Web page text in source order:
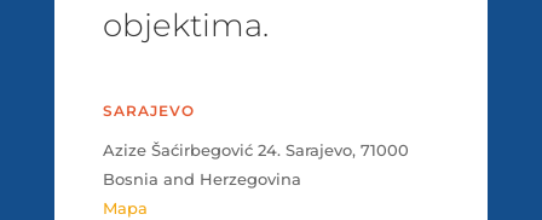
objektima.
SARAJEVO
Azize Šaćirbegović 24. Sarajevo, 71000
Bosnia and Herzegovina
Mapa